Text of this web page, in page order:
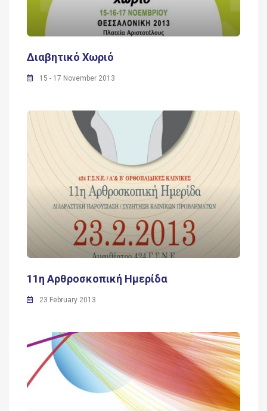
Διαβητικό Χωριό
15 - 17 November 2013
11η Αρθροσκοπική Ημερίδα
23 February 2013